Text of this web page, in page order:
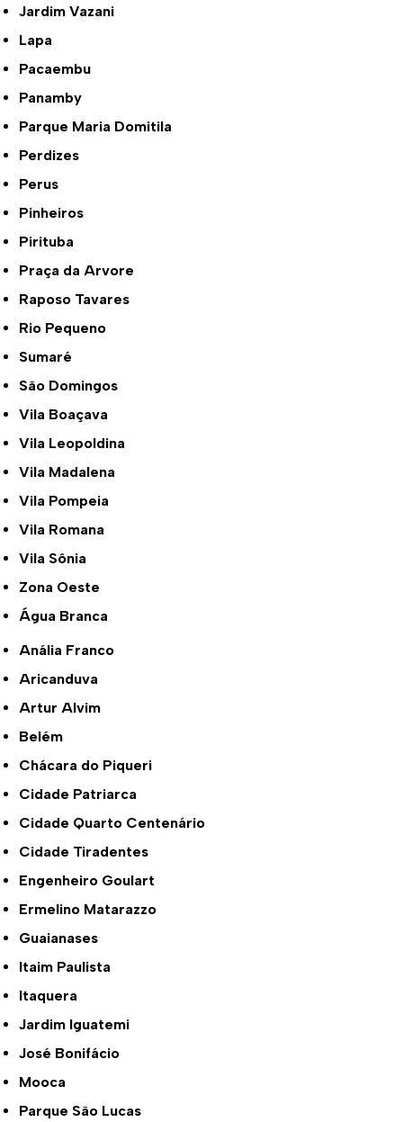
Jardim Vazani
Lapa
Pacaembu
Panamby
Parque Maria Domitila
Perdizes
Perus
Pinheiros
Pirituba
Praça da Arvore
Raposo Tavares
Rio Pequeno
Sumaré
São Domingos
Vila Boaçava
Vila Leopoldina
Vila Madalena
Vila Pompeia
Vila Romana
Vila Sônia
Zona Oeste
Água Branca
Anália Franco
Aricanduva
Artur Alvim
Belém
Chácara do Piqueri
Cidade Patriarca
Cidade Quarto Centenário
Cidade Tiradentes
Engenheiro Goulart
Ermelino Matarazzo
Guaianases
Itaim Paulista
Itaquera
Jardim Iguatemi
José Bonifácio
Mooca
Parque São Lucas